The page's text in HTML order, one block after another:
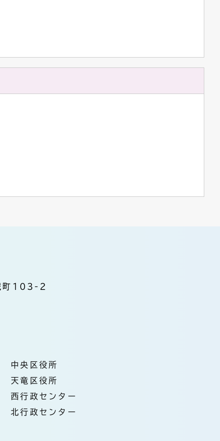
町103-2
中央区役所
天竜区役所
西行政センター
北行政センター